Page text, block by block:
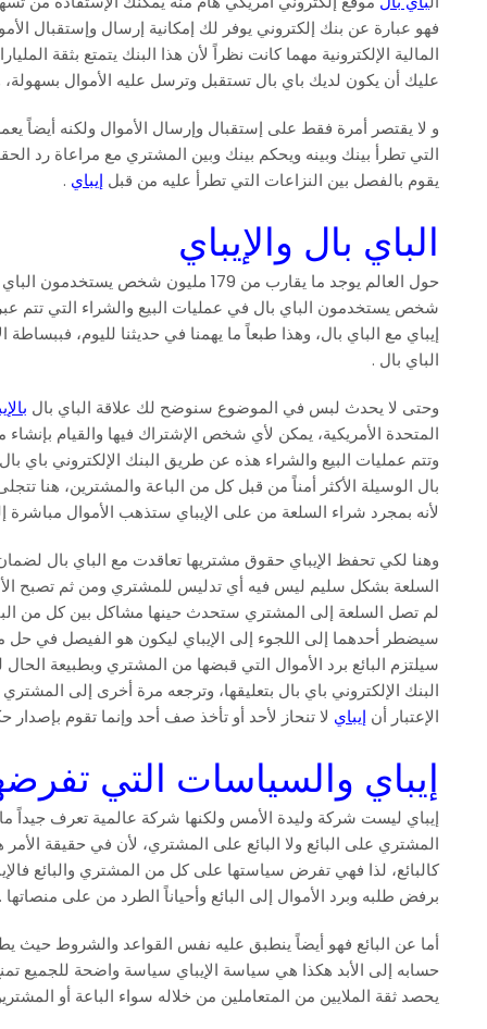
فهو عبارة عن بنك إلكتروني يوفر لك إمكانية إرسال وإستقبال
المالية الإلكترونية مهما كانت نظراً لأن هذا البنك يتمتع بثقة
عليك أن يكون لديك باي بال تستقبل وترسل عليه الأموال
و لا يقتصر أمرة فقط على إستقبال وإرسال الأموال ولكنه أيضاً
التي تطرأ بينك وبينه ويحكم بينك وبين المشتري مع مراعاة رد
يقوم بالفصل بين النزاعات التي تطرأ عليه من قبل إيباي .
الباي بال والإيباي
شخص يستخدمون الباي بال في عمليات البيع والشراء التي تتم عبر
إيباي مع الباي بال، وهذا طبعاً ما يهمنا في حديثنا لليوم،
الباي بال .
وحتى لا يحدث لبس في الموضوع سنوضح لك علاقة الباي بال
المتحدة الأمريكية، يمكن لأي شخص الإشتراك فيها والقيام
وتتم عمليات البيع والشراء هذه عن طريق البنك الإلكتروني باي
بال الوسيلة الأكثر أمناً من قبل كل من الباعة والمشترين، هنا
لأنه بمجرد شراء السلعة من على الإيباي ستذهب الأموال مباشرة
وهنا لكي تحفظ الإيباي حقوق مشتريها تعاقدت مع الباي بال
السلعة بشكل سليم ليس فيه أي تدليس للمشتري ومن ثم تصبح
لم تصل السلعة إلى المشتري ستحدث حينها مشاكل بين كل من
سيضطر أحدهما إلى اللجوء إلى الإيباي ليكون هو الفيصل في حل
سيلتزم البائع برد الأموال التي قبضها من المشتري وبطبيعة
البنك الإلكتروني باي بال بتعليقها، وترجعه مرة أخرى إلى
الإعتبار أن إيباي لا تنحاز لأحد أو تأخذ صف أحد وإنما تقوم بإصدار
إيباي والسياسات التي
إيباي ليست شركة وليدة الأمس ولكنها شركة عالمية تعرف جيداً
المشتري على البائع ولا البائع على المشتري، لأن في حقيقة
كالبائع، لذا فهي تفرض سياستها على كل من المشتري والبائع
برفض طلبه وبرد الأموال إلى البائع وأحياناً الطرد من على منصاتها .
أما عن البائع فهو أيضاً ينطبق عليه نفس القواعد والشروط حيث
حسابه إلى الأبد هكذا هي سياسة الإيباي سياسة واضحة للجميع
يحصد ثقة الملايين من المتعاملين من خلاله سواء الباعة أو